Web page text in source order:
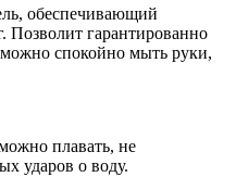
обеспечивающий
Позволит гарантированно
спокойно мыть руки,
плавать, не
ударов о воду.